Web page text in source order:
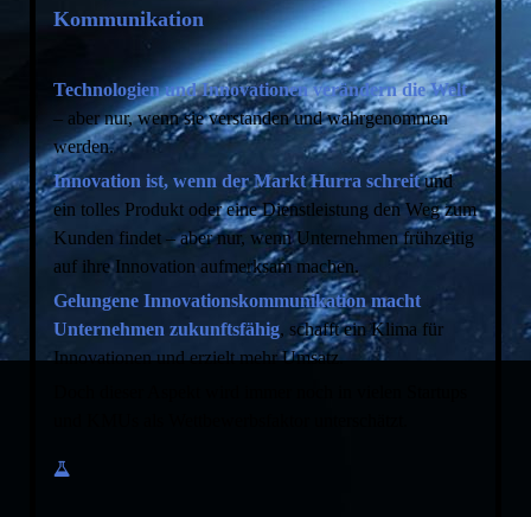
Kommunikation
Technologien und Innovationen verändern die Welt
– aber nur, wenn sie verstanden und wahrgenommen
werden.
Innovation ist, wenn der Markt Hurra schreitund
ein tolles Produkt oder eine Dienstleistung den Weg zum
Kunden findet – aber nur, wenn Unternehmen frühzeitig
auf ihre Innovation aufmerksam machen.
Gelungene Innovationskommunikation macht
Unternehmen zukunftsfähig, schafft ein Klima für
Innovationen und erzielt mehr Umsatz.